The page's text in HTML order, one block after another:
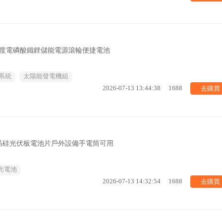
電磷酸鐵鋰儲能電源滾輪便捷電池
統
太陽能發電機組
2026-07-13 13:44:38
1688 去購買
光伏板電池片戶外設備手電筒可用
電池
2026-07-13 14:32:54
1688 去購買